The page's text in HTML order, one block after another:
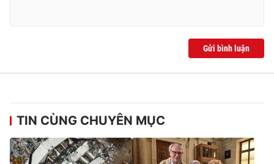
Gửi bình luận
TIN CÙNG CHUYÊN MỤC